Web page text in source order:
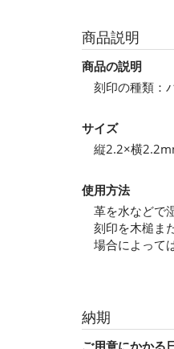
商品説明
商品の説明
刻印の種類：
サイズ
縦2.2×横
使用方法
革を水などで
刻印を木槌ま
場合によって
納期
ご用意にかかる